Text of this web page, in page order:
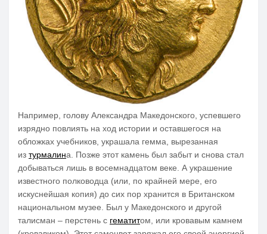
Например, голову Александра Македонского, успевшего
изрядно повлиять на ход истории и оставшегося на
обложках учебников, украшала гемма, вырезанная
из турмалина. Позже этот камень был забыт и снова стал
добываться лишь в восемнадцатом веке. А украшение
известного полководца (или, по крайней мере, его
искуснейшая копия) до сих пор хранится в Британском
национальном музее. Был у Македонского и другой
талисман – перстень с гематитом, или кровавым камнем